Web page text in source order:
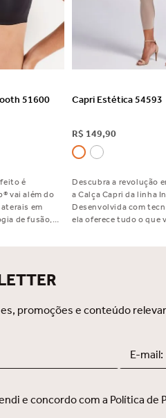
51600
é
vai além do
em
de fusão,
conforto e
para você
VER
Capri Estética 54593
R$ 149,90
Descubra a revolução
a Calça Capri da linha
Desenvolvida com
ela oferece tudo o que
qualquer look. Sua
com naturalidade, sem
promoções e conteúdo
e concordo com a Política de